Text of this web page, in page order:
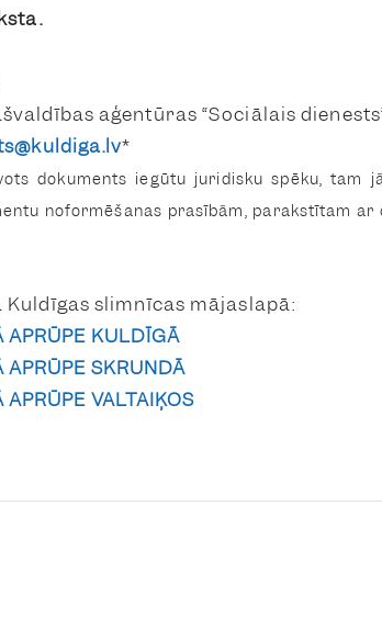
aģentūras “Sociālais
*
dokuments iegūtu juridisku spēku, tam
noformēšanas prasībām, parakstītam
slimnīcas mājaslapā:
APRŪPE KULDĪGĀ
SKRUNDĀ
VALTAIĶOS